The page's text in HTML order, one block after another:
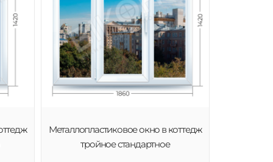
Металлопластиковое окно в коттедж
тройное стандартное